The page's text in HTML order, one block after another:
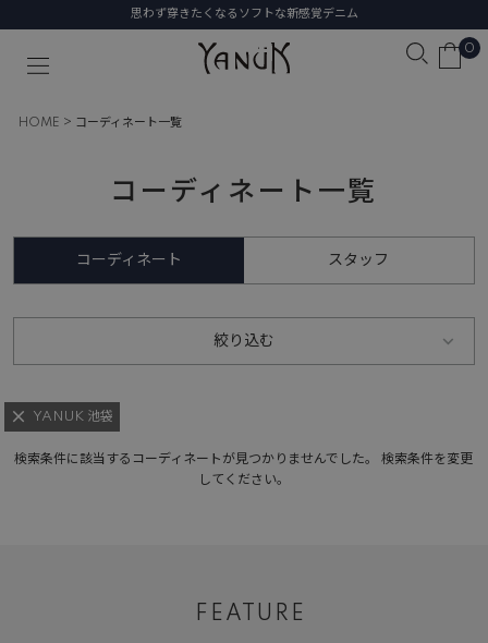
思わず穿きたくなるソフトな新感覚デニム
0
HOME コーディネート一覧
コーディネート一覧
コーディネート スタッフ
絞り込む
YANUK 池袋
検索条件に該当するコーディネートが見つかりませんでした。 検索条件を変更
してください。
FEATURE